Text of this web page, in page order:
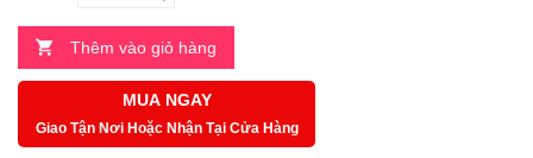
Thêm vào giỏ hàng
MUA NGAY
Giao Tận Nơi Hoặc Nhận Tại Cửa Hàng